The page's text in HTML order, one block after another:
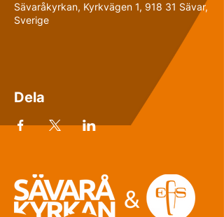
Sävaråkyrkan, Kyrkvägen 1, 918 31 Sävar,
Sverige
Dela